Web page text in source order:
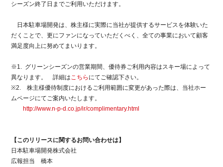
シーズン終了日までご利用いただけます。
日本駐車場開発は、株主様に実際に当社が提供するサービスを体験いた
だくことで、更にファンになっていただくべく、全ての事業において顧客
満足度向上に努めてまいります。
※1. グリーンシーズンの営業期間、優待券ご利用内容はスキー場によって
異なります。 詳細はこちら にてご確認下さい。
※2. 株主様優待制度におけるご利用範囲に変更があった際は、当社ホー
ムページにてご案内いたします。
http://www.n-p-d.co.jp/ir/complimentary.html
【このリリースに関するお問い合わせは】
日本駐車場開発株式会社
広報担当 橋本